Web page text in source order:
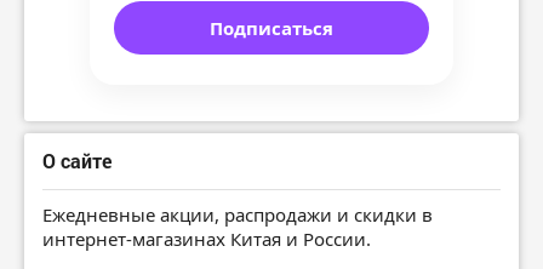
Подписаться
О сайте
Ежедневные акции, распродажи и скидки в
интернет-магазинах Китая и России.